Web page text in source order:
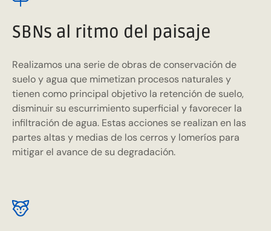
SBNs al ritmo del paisaje
Realizamos una serie de obras de conservación de
suelo y agua que mimetizan procesos naturales y
tienen como principal objetivo la retención de suelo,
disminuir su escurrimiento superficial y favorecer la
infiltración de agua. Estas acciones se realizan en las
partes altas y medias de los cerros y lomeríos para
mitigar el avance de su degradación.